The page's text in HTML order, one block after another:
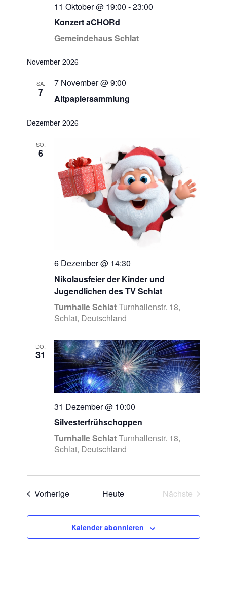
11 Oktober @ 19:00 -23:00
Konzert aCHORd
Gemeindehaus Schlat
November 2026
SA.
7
7 November @ 9:00
Altpapiersammlung
Dezember 2026
SO.
6
6 Dezember @ 14:30
Nikolausfeier der Kinder und
Jugendlichen des TV Schlat
Turnhalle SchlatTurnhallenstr. 18,
Schlat, Deutschland
DO.
31
31 Dezember @ 10:00
Silvesterfrühschoppen
Turnhalle SchlatTurnhallenstr. 18,
Schlat, Deutschland
VorherigeVeranstaltungen
Heute
Nächste
Kalender abonnieren